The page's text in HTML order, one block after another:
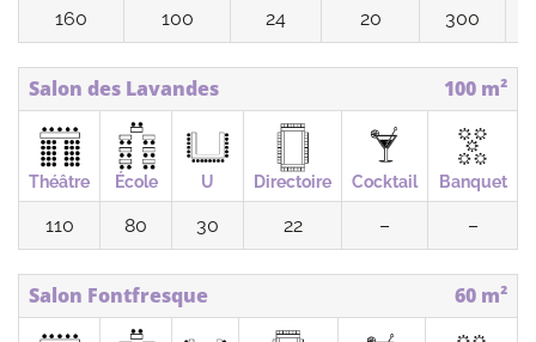
160 100 24 20 300
Salon des Lavandes 100 m²
Théâtre École U Directoire Cocktail Banquet
110 80 30 22 – –
Salon Fontfresque 60 m²